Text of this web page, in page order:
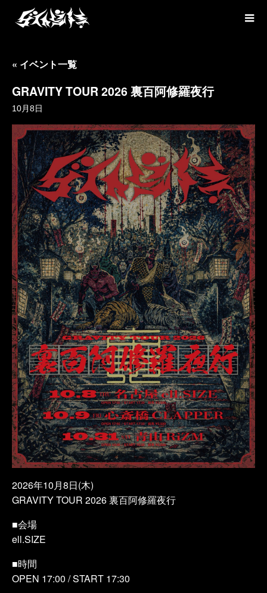
« イベント一覧
GRAVITY TOUR 2026 裏百阿修羅夜行
10月8日
2026年10月8日(木)
GRAVITY TOUR 2026 裏百阿修羅夜行
■会場
ell.SIZE
■時間
OPEN 17:00 / START 17:30